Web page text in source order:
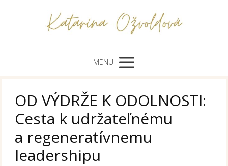
MENU
OD VÝDRŽE K ODOLNOSTI:
Cesta k udržateľnému
a regeneratívnemu
leadershipu